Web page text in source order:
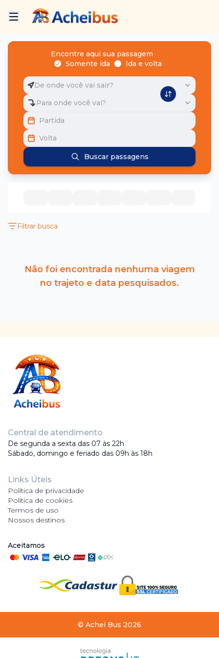
Encontre aqui sua passagem
Somente ida
Ida e volta
De onde você vai sair?
Para onde você vai?
Partida
Volta
Buscar passagens
Filtrar busca
Não foi encontrada nenhuma viagem
no trajeto e data pesquisados.
Central de atendimento
De segunda a sexta das 07 às 22h
Sábado, domingo e feriado das 09h às 18h
Links Úteis
Política de privacidade
Política de cookies
Termos de uso
Nossos destinos
Aceitamos
© Achei Bus 2026